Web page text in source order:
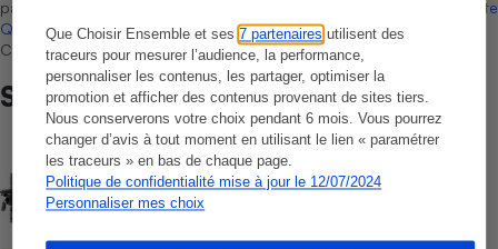
Que Choisir Ensemble et ses7 partenaires utilisent des
traceurs pour mesurer l’audience, la performance,
personnaliser les contenus, les partager, optimiser la
promotion et afficher des contenus provenant de sites tiers.
Nous conserverons votre choix pendant 6 mois. Vous pourrez
changer d’avis à tout moment en utilisant le lien « paramétrer
les traceurs » en bas de chaque page.
Politique de confidentialité mise à jour le 12/07/2024
Personnaliser mes choix
par Bureau Veritas Certification conformément aux règles de
La Note
Que Choisir, il n’existe aucune relation contractuelle entre Que
Choisir Ensemble et les professionnels référencés.
Sur le même sujet
COMMENT NOUS TESTONS
Batteries domestiques - Le protocole